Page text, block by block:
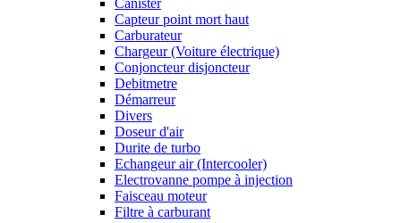
Canister
Capteur point mort haut
Carburateur
Chargeur (Voiture électrique)
Conjoncteur disjoncteur
Debitmetre
Démarreur
Divers
Doseur d'air
Durite de turbo
Echangeur air (Intercooler)
Electrovanne pompe à injection
Faisceau moteur
Filtre à carburant